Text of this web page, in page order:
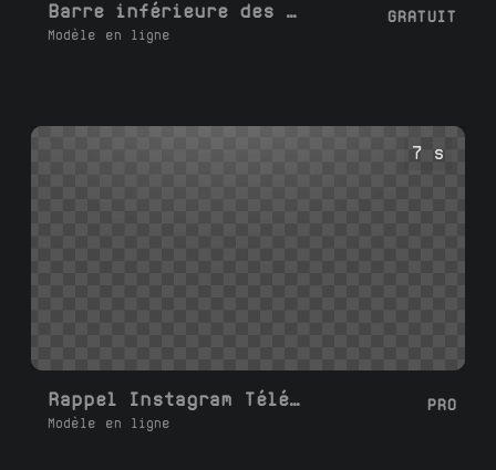
Barre inférieure des médias sociaux bandeau inférieur
Modèle en ligne
GRATUIT
7 s
Rappel Instagram Téléphone
Modèle en ligne
PRO